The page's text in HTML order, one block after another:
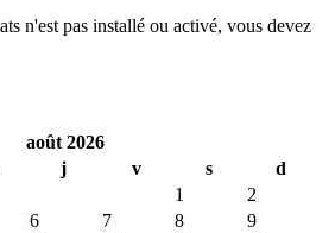
n'est pas installé ou activé, vous devez
août 2026
j v s
d
1
2
6 7 8
9